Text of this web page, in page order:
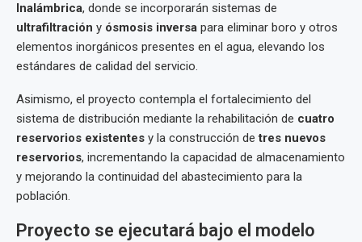
Inalámbrica, donde se incorporarán sistemas de
ultrafiltración y ósmosis inversa para eliminar boro y otros
elementos inorgánicos presentes en el agua, elevando los
estándares de calidad del servicio.
Asimismo, el proyecto contempla el fortalecimiento del
sistema de distribución mediante la rehabilitación de cuatro
reservorios existentes y la construcción detres nuevos
reservorios, incrementando la capacidad de almacenamiento
y mejorando la continuidad del abastecimiento para la
población.
Proyecto se ejecutará bajo el modelo